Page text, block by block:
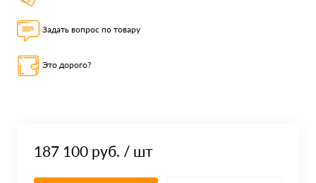
Задать вопрос по товару
Это дорого?
187 100 руб. / шт